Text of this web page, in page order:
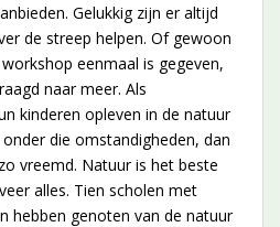
Gelukkig zijn er altijd
de streep helpen. Of gewoon
eenmaal is gegeven,
naar meer. Als
kinderen opleven in de natuur
die omstandigheden, dan
vreemd. Natuur is het beste
alles. Tien scholen met
hebben genoten van de natuur